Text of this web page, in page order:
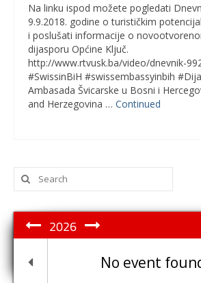
Na linku ispod možete pogledati
9.9.2018. godine o turističkim
i poslušati informacije o
dijasporu Općine Ključ.
http://www.rtvusk.ba/video/dnevnik-
#SwissinBiH #swissembassyinbih
Ambasada Švicarske u Bosni i
and Herzegovina … Continued
Search
for:
2026
No event